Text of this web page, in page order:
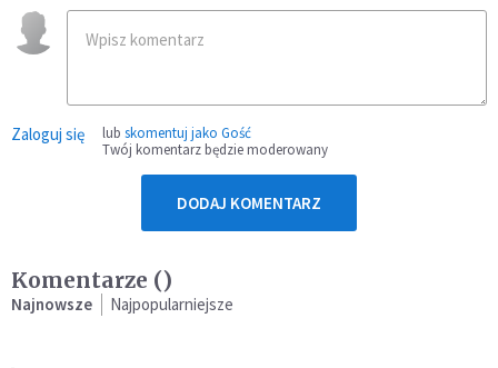
Zaloguj się lub skomentuj jako Gość
Twój komentarz będzie moderowany
DODAJ KOMENTARZ
Komentarze ()
Najnowsze Najpopularniejsze